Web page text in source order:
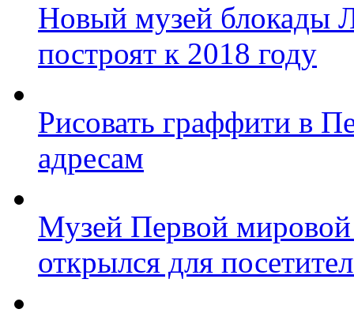
Новый музей блокады
построят к 2018 году
Рисовать граффити в
адресам
Музей Первой
открылся для